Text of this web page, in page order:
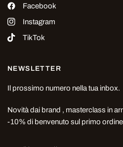
Facebook
Instagram
TikTok
NEWSLETTER
Il prossimo numero nella tua inbox.
Novità dai brand , masterclass in
-10% di benvenuto sul primo